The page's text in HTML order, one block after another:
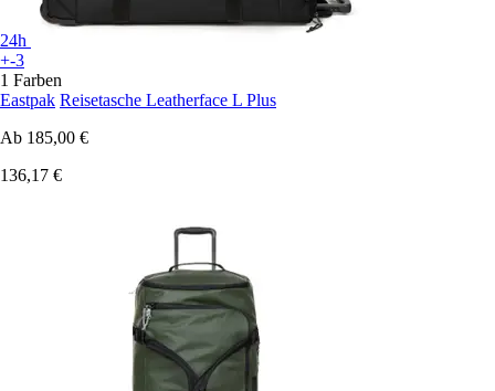
24h
+-3
1 Farben
Eastpak Reisetasche Leatherface L Plus
Ab 185,00 €
136,17 €